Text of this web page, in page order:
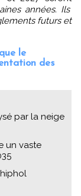
années. Ils
futurs et
le
des
par la neige
un vaste